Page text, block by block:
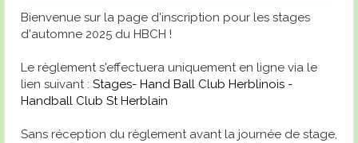
Bienvenue sur la page d'inscription pour les stages
d'automne 2025 du HBCH !
Le règlement s'effectuera uniquement en ligne via le
lien suivant : Stages- Hand Ball Club Herblinois -
Handball Club St Herblain
Sans réception du règlement avant la journée de stage,